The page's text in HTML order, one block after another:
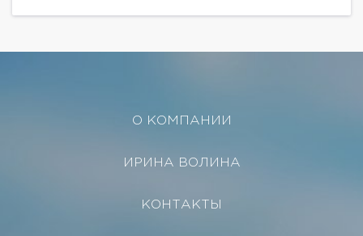
О КОМПАНИИ
ИРИНА ВОЛИНА
КОНТАКТЫ